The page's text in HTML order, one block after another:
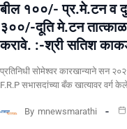
बील १००/- प्र.मे.टन व
३००/-दूति मे.टन
करावे. :-श्री सतिश
प्रतिनिधी सोमेश्वर कारखान्याने सन
F.R.P सभासदांच्या बँक खात्यावर वर्ग
By mnewsmarathi